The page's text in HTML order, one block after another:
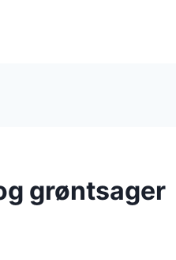
grøntsager